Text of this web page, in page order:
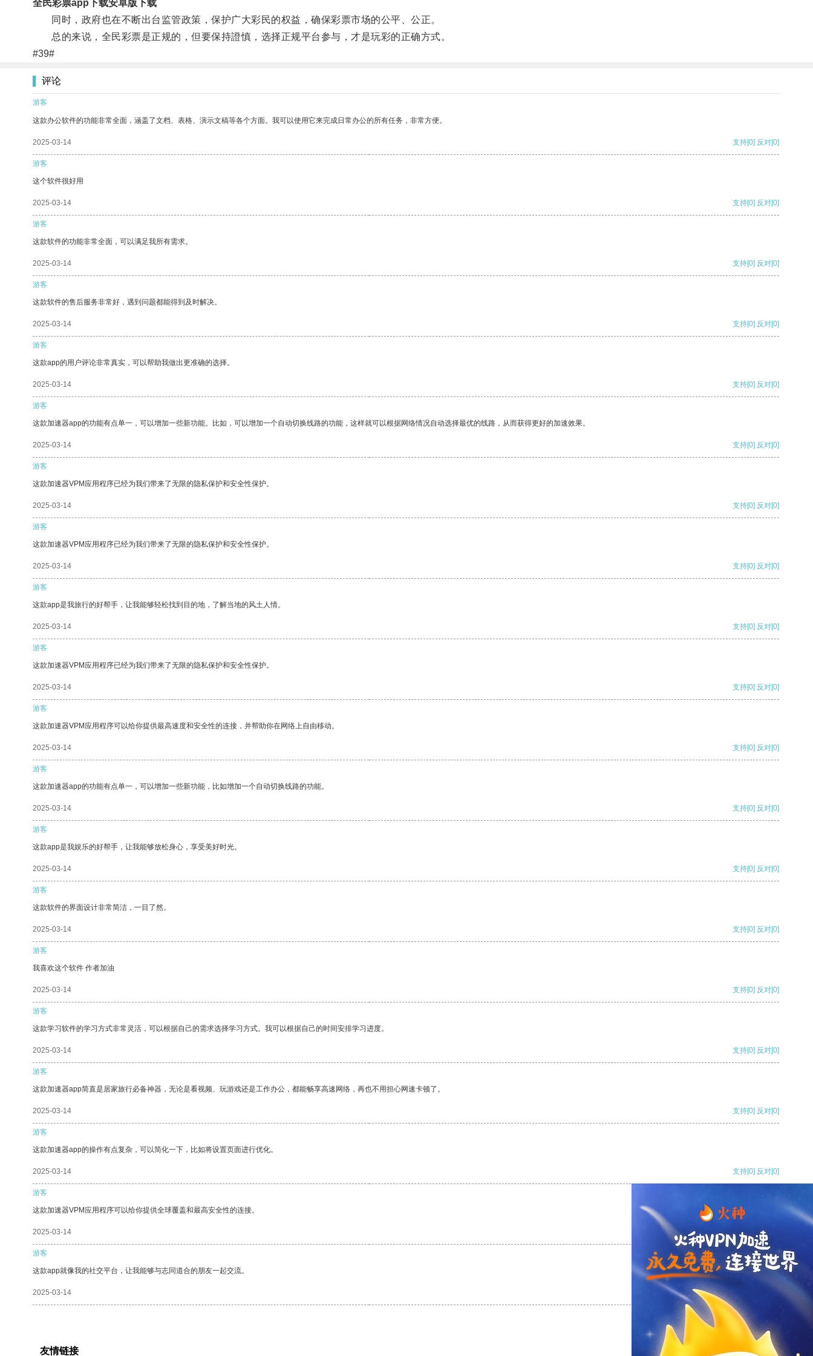
全民彩票app下载安卓版下载
同时，政府也在不断出台监管政策，保护广大彩民的权益，确保彩票市场的公平、公正。
总的来说，全民彩票是正规的，但要保持證慎，选择正规平台参与，才是玩彩的正确方式。
#39#
评论
游客
这款办公软件的功能非常全面，涵盖了文档、表格、演示文稿等各个方面。我可以使用它来完成日常办公的所有任务，非常方便。
2025-03-14 支持[0] 反对[0]
游客
这个软件很好用
2025-03-14 支持[0] 反对[0]
游客
这款软件的功能非常全面，可以满足我所有需求。
2025-03-14 支持[0] 反对[0]
游客
这款软件的售后服务非常好，遇到问题都能得到及时解决。
2025-03-14 支持[0] 反对[0]
游客
这款app的用户评论非常真实，可以帮助我做出更准确的选择。
2025-03-14 支持[0] 反对[0]
游客
这款加速器app的功能有点单一，可以增加一些新功能。比如，可以增加一个自动切换线路的功能，这样就可以根据网络情况自动选择最优的线路，从而获得更好的加速效果。
2025-03-14 支持[0] 反对[0]
游客
这款加速器VPM应用程序已经为我们带来了无限的隐私保护和安全性保护。
2025-03-14 支持[0] 反对[0]
游客
这款加速器VPM应用程序已经为我们带来了无限的隐私保护和安全性保护。
2025-03-14 支持[0] 反对[0]
游客
这款app是我旅行的好帮手，让我能够轻松找到目的地，了解当地的风土人情。
2025-03-14 支持[0] 反对[0]
游客
这款加速器VPM应用程序已经为我们带来了无限的隐私保护和安全性保护。
2025-03-14 支持[0] 反对[0]
游客
这款加速器VPM应用程序可以给你提供最高速度和安全性的连接，并帮助你在网络上自由移动。
2025-03-14 支持[0] 反对[0]
游客
这款加速器app的功能有点单一，可以增加一些新功能，比如增加一个自动切换线路的功能。
2025-03-14 支持[0] 反对[0]
游客
这款app是我娱乐的好帮手，让我能够放松身心，享受美好时光。
2025-03-14 支持[0] 反对[0]
游客
这款软件的界面设计非常简洁，一目了然。
2025-03-14 支持[0] 反对[0]
游客
我喜欢这个软件 作者加油
2025-03-14 支持[0] 反对[0]
游客
这款学习软件的学习方式非常灵活，可以根据自己的需求选择学习方式。我可以根据自己的时间安排学习进度。
2025-03-14 支持[0] 反对[0]
游客
这款加速器app简直是居家旅行必备神器，无论是看视频、玩游戏还是工作办公，都能畅享高速网络，再也不用担心网速卡顿了。
2025-03-14 支持[0] 反对[0]
游客
这款加速器app的操作有点复杂，可以简化一下，比如将设置页面进行优化。
2025-03-14 支持[0] 反对[0]
游客
这款加速器VPM应用程序可以给你提供全球覆盖和最高安全性的连接。
2025-03-14 支持 反对
游客
这款app就像我的社交平台，让我能够与志同道合的朋友一起交流。
2025-03-14 [0]
友情链接